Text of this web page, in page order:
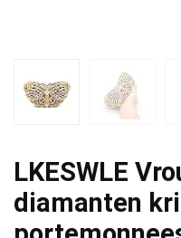
LKESWLE
diamanten